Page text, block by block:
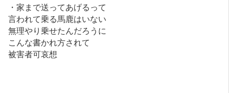
・家まで送ってあげるって
言われて乗る馬鹿はいない
無理やり乗せたんだろうに
こんな書かれ方されて
被害者可哀想